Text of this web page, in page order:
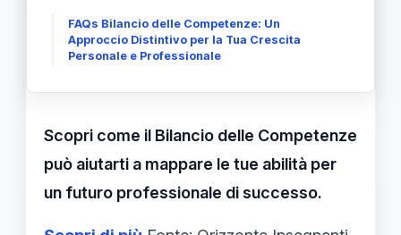
FAQs Bilancio delle Competenze: Un
Approccio Distintivo per la Tua Crescita
Personale e Professionale
Scopri come il Bilancio delle Competenze
può aiutarti a mappare le tue abilità per
un futuro professionale di successo.